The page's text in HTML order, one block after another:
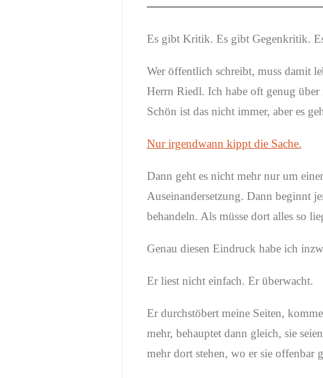
Es gibt Kritik. Es gibt Gegenkritik.
Wer öffentlich schreibt, muss damit
Herrn Riedl. Ich habe oft genug
Schön ist das nicht immer, aber es
Nur irgendwann kippt die Sache.
Dann geht es nicht mehr nur um
Auseinandersetzung. Dann beginnt
behandeln. Als müsse dort alles so
Genau diesen Eindruck habe ich
Er liest nicht einfach. Er überwacht.
Er durchstöbert meine Seiten,
mehr, behauptet dann gleich, sie
mehr dort stehen, wo er sie offenbar